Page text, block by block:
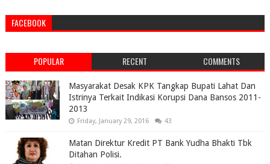
FACEBOOK
POPULAR RECENT COMMENTS
Masyarakat Desak KPK Tangkap Bupati Lahat Dan
Istrinya Terkait Indikasi Korupsi Dana Bansos 2011-
2013
Friday, January 29, 2016 43
Matan Direktur Kredit PT Bank Yudha Bhakti Tbk
Ditahan Polisi.